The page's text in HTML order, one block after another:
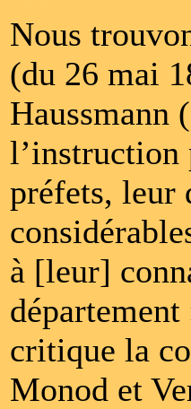
Nous
(du 26 mai
Haussmann
préfets, leur
à [leur]
critique la
Monod et